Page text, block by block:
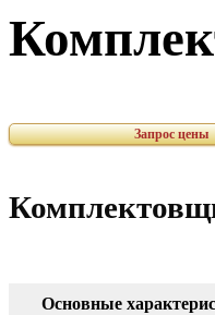
Запрос цены
Основные